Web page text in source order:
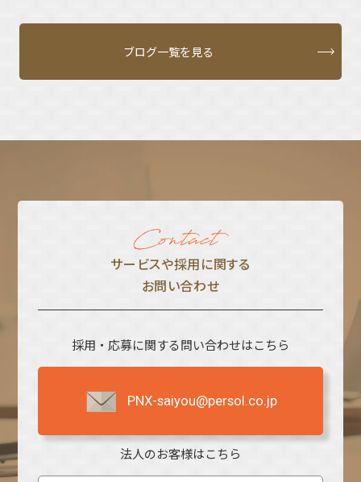
ブログ一覧を見る
サービスや採⽤に関する
お問い合わせ
採用・応募に関する問い合わせはこちら
PNX-saiyou@persol.co.jp
法人のお客様はこちら